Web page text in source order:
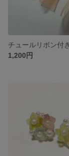
1,200円